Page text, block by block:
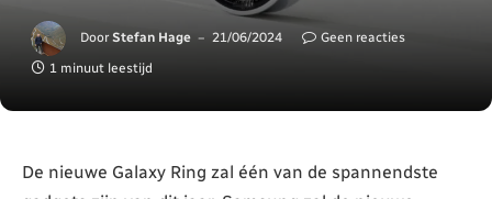
Door Stefan Hage 21/06/2024
Geen reacties
1 minuut leestijd
De nieuwe Galaxy Ring zal één van de spannendste